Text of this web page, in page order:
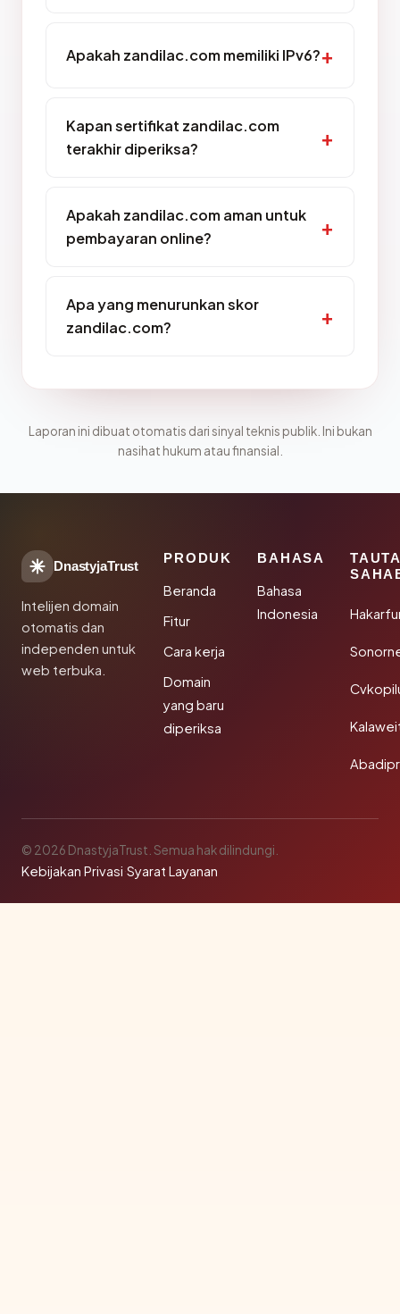
Apakah zandilac.com memiliki IPv6?
Kapan sertifikat zandilac.com
terakhir diperiksa?
Apakah zandilac.com aman untuk
pembayaran online?
Apa yang menurunkan skor
zandilac.com?
Laporan ini dibuat otomatis dari sinyal teknis publik. Ini bukan
nasihat hukum atau finansial.
DnastyjaTrust
Intelijen domain
otomatis dan
independen untuk
web terbuka.
PRODUK
Beranda
Fitur
Cara kerja
Domain
yang baru
diperiksa
BAHASA
Bahasa
Indonesia
© 2026 DnastyjaTrust. Semua hak dilindungi.
Kebijakan Privasi·Syarat Layanan